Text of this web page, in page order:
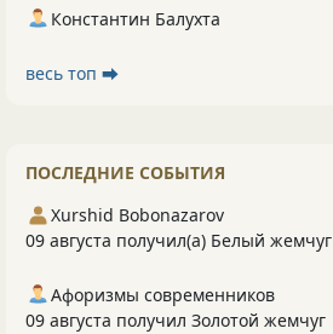
Константин Балухта
весь топ ⮕
ПОСЛЕДНИЕ СОБЫТИЯ
Xurshid Bobonazarov
09 августа получил(а) Белый жемчуг
Афоризмы современников
09 августа получил Золотой жемчуг